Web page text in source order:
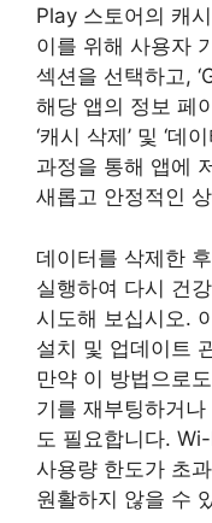
Play 스토어의 캐
이를 위해 사용자
섹션을 선택하고,
해당 앱의 정보 페
‘캐시 삭제’ 및 ‘데
과정을 통해 앱에
새롭고 안정적인
데이터를 삭제한
실행하여 다시 건
시도해 보십시오.
설치 및 업데이트
만약 이 방법으로
기를 재부팅하거
도 필요합니다.
사용량 한도가 초
원활하지 않을 수